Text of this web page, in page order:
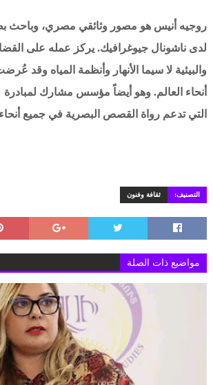
روجيه أنيس هو مصور وثائقي مصري،
لدى ناشونال جيوغرافيك. يركز عمله على
والبيئية لا سيما الأنهار وأنظمة المياه وقد
التي تدعم رواة القصص البصرية في جميع
التصنيف: ثقافة وفنون
مواضيع ذات الصلة